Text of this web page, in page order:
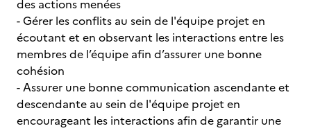
des actions menées
- Gérer les conflits au sein de l'équipe projet en
écoutant et en observant les interactions entre les
membres de l’équipe afin d’assurer une bonne
cohésion
- Assurer une bonne communication ascendante et
descendante au sein de l'équipe projet en
encourageant les interactions afin de garantir une